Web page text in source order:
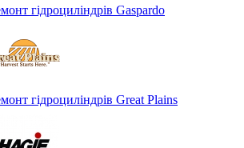
гідроциліндрів Gaspardo
гідроциліндрів Great Plains